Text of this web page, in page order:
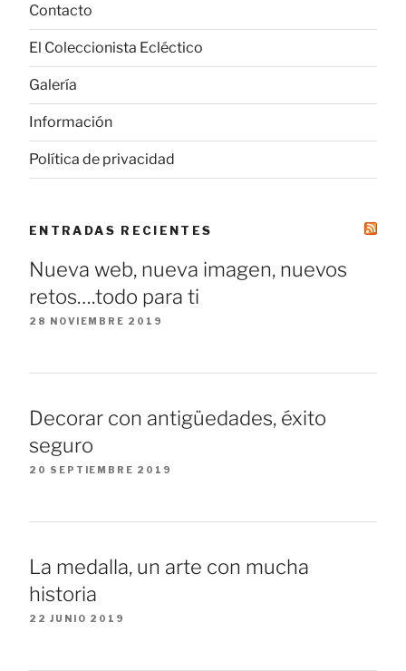
Contacto
El Coleccionista Ecléctico
Galería
Información
Política de privacidad
ENTRADAS RECIENTES
Nueva web, nueva imagen, nuevos
retos….todo para ti
28 NOVIEMBRE 2019
Decorar con antigüedades, éxito
seguro
20 SEPTIEMBRE 2019
La medalla, un arte con mucha
historia
22 JUNIO 2019